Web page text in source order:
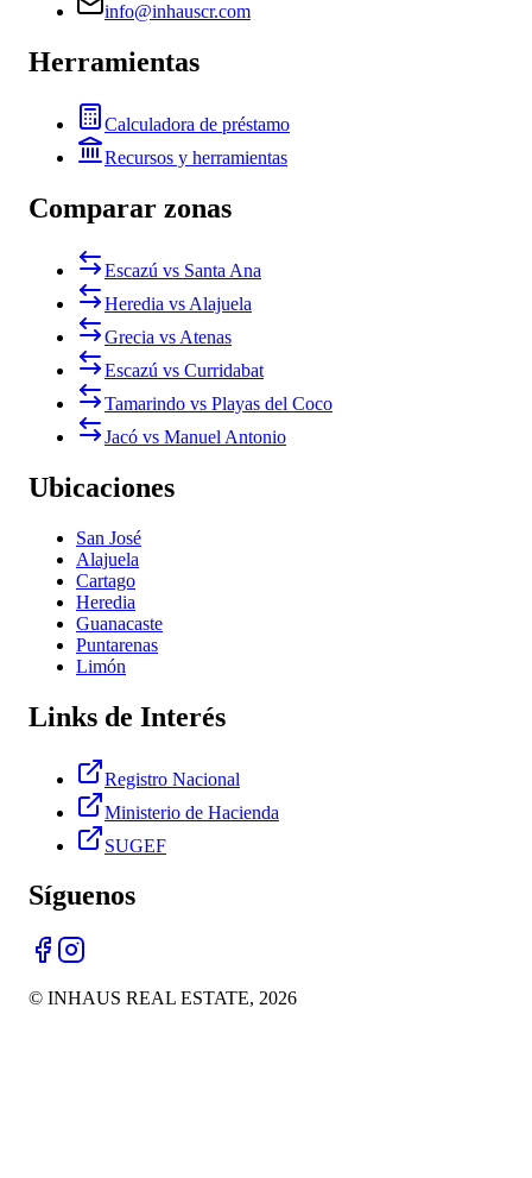
info@inhauscr.com
Herramientas
Calculadora de préstamo
Recursos y herramientas
Comparar zonas
Escazú vs Santa Ana
Heredia vs Alajuela
Grecia vs Atenas
Escazú vs Curridabat
Tamarindo vs Playas del Coco
Jacó vs Manuel Antonio
Ubicaciones
San José
Alajuela
Cartago
Heredia
Guanacaste
Puntarenas
Limón
Links de Interés
Registro Nacional
Ministerio de Hacienda
SUGEF
Síguenos
© INHAUS REAL ESTATE, 2026